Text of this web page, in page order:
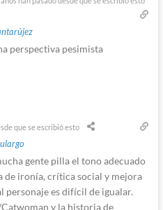
perspectiva pesimista
que se escribió esto
gente pilla el tono adecuado
de ironía, crítica social y mejora
personaje es difícil de igualar.
y la historia de